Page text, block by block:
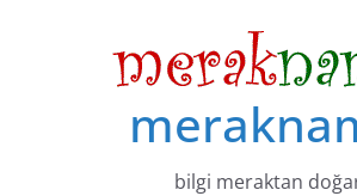
bilgi meraktan